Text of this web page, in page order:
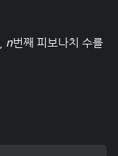
n번째 피보나치 수를